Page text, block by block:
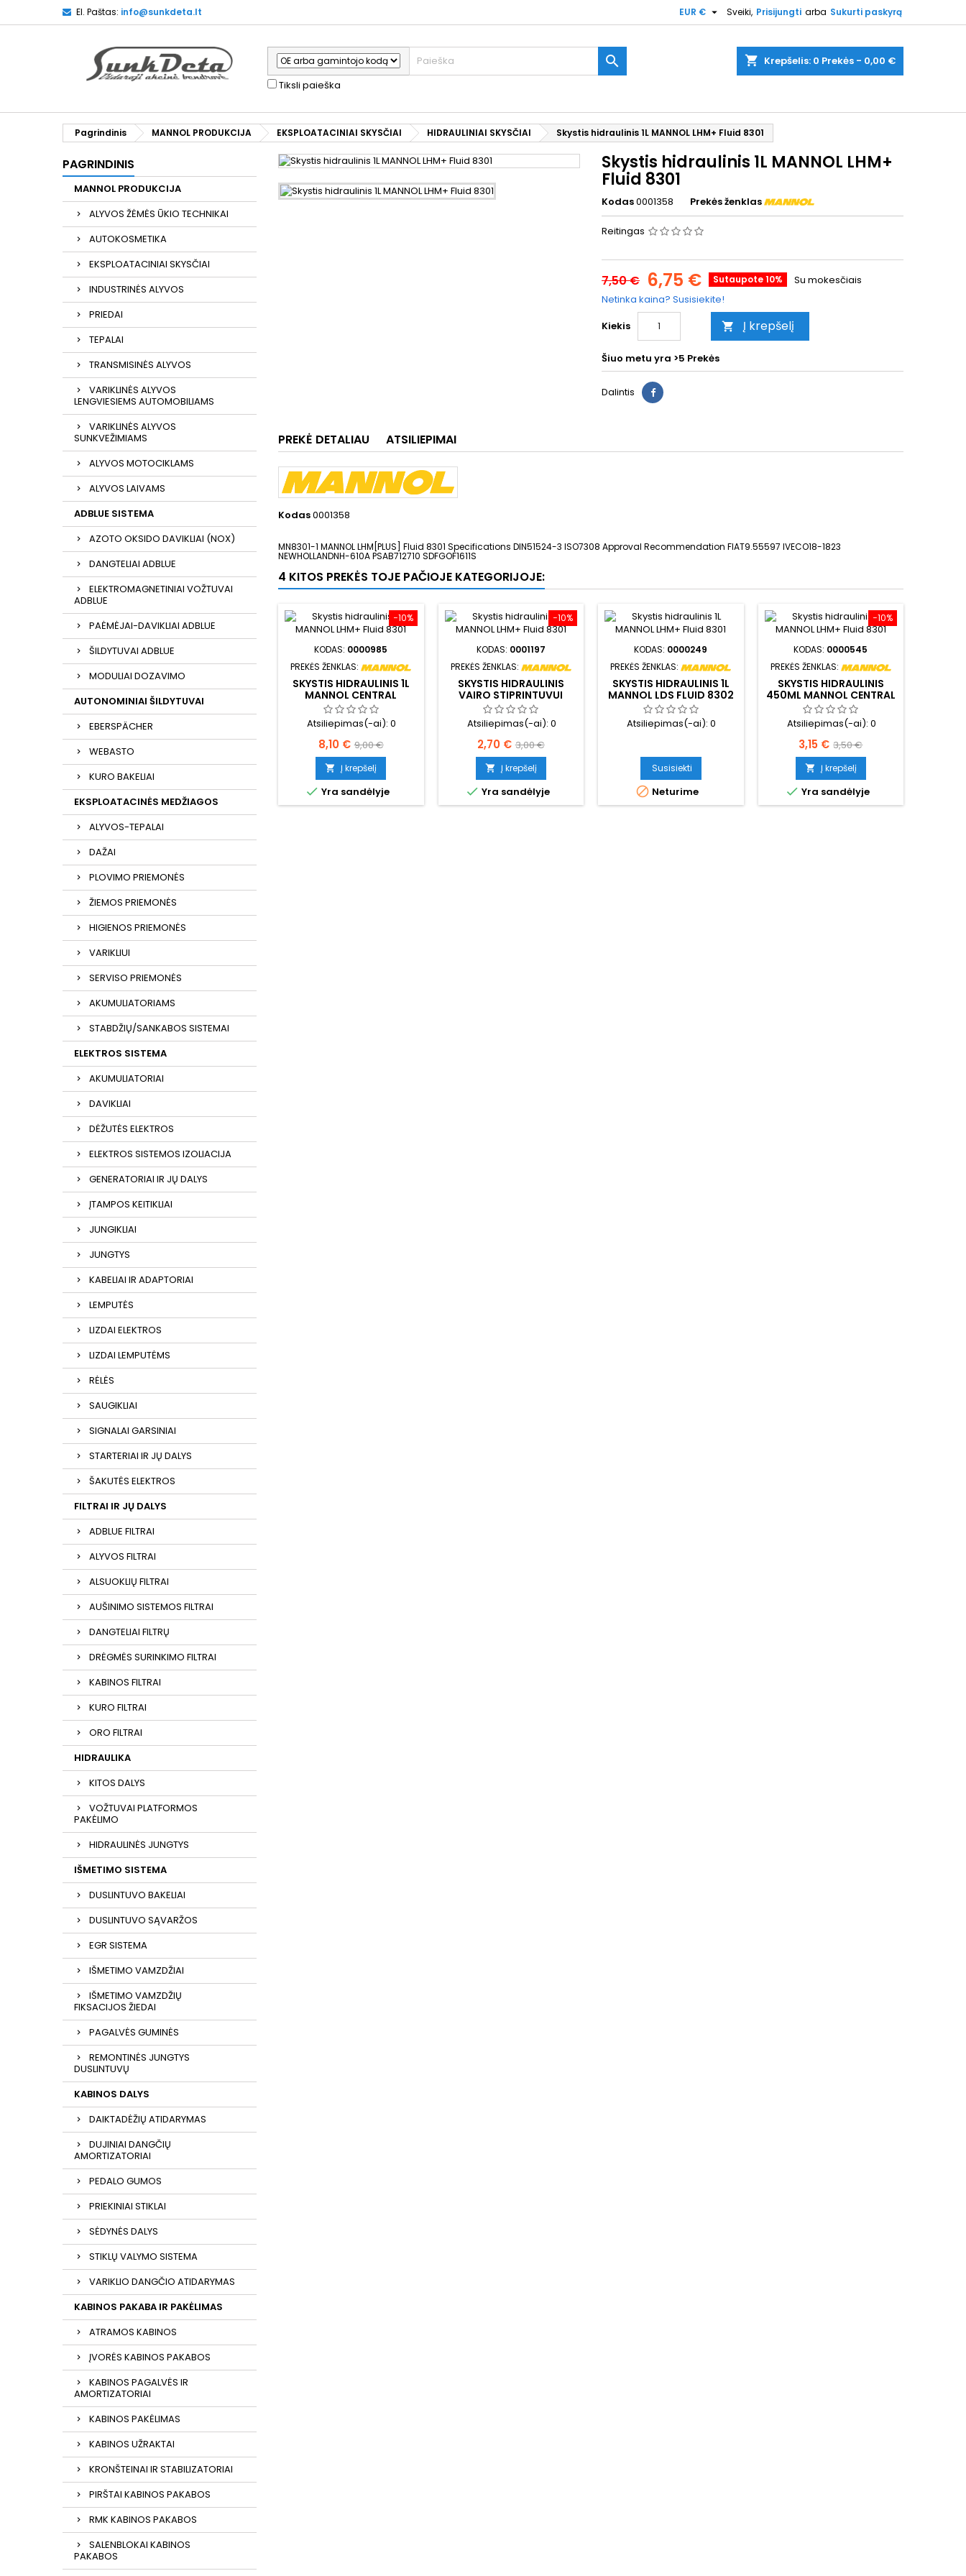
El. Paštas: info@sunkdeta.lt Sveiki, Prisijungti arba Sukurti paskyrą
EUR € 
shopping_cart Krepšelis: 0 Prekės - 0,00 €
Tiksli paieška

Pagrindinis MANNOL PRODUKCIJA EKSPLOATACINIAI SKYSČIAI HIDRAULINIAI SKYSČIAI Skystis hidraulinis 1L MANNOL LHM+ Fluid 8301
PAGRINDINIS
MANNOL PRODUKCIJA
ALYVOS ŽĖMĖS ŪKIO TECHNIKAI
AUTOKOSMETIKA
EKSPLOATACINIAI SKYSČIAI
INDUSTRINĖS ALYVOS
PRIEDAI
TEPALAI
TRANSMISINĖS ALYVOS
VARIKLINĖS ALYVOS
LENGVIESIEMS AUTOMOBILIAMS
VARIKLINĖS ALYVOS
SUNKVEŽIMIAMS
ALYVOS MOTOCIKLAMS
ALYVOS LAIVAMS
ADBLUE SISTEMA
AZOTO OKSIDO DAVIKLIAI (NOX)
DANGTELIAI ADBLUE
ELEKTROMAGNETINIAI VOŽTUVAI
ADBLUE
PAĖMĖJAI-DAVIKLIAI ADBLUE
ŠILDYTUVAI ADBLUE
MODULIAI DOZAVIMO
AUTONOMINIAI ŠILDYTUVAI
EBERSPÄCHER
WEBASTO
KURO BAKELIAI
EKSPLOATACINĖS MEDŽIAGOS
ALYVOS-TEPALAI
DAŽAI
PLOVIMO PRIEMONĖS
ŽIEMOS PRIEMONĖS
HIGIENOS PRIEMONĖS
VARIKLIUI
SERVISO PRIEMONĖS
AKUMULIATORIAMS
STABDŽIŲ/SANKABOS SISTEMAI
ELEKTROS SISTEMA
AKUMULIATORIAI
DAVIKLIAI
DĖŽUTĖS ELEKTROS
ELEKTROS SISTEMOS IZOLIACIJA
GENERATORIAI IR JŲ DALYS
ĮTAMPOS KEITIKLIAI
JUNGIKLIAI
JUNGTYS
KABELIAI IR ADAPTORIAI
LEMPUTĖS
LIZDAI ELEKTROS
LIZDAI LEMPUTĖMS
RĖLĖS
SAUGIKLIAI
SIGNALAI GARSINIAI
STARTERIAI IR JŲ DALYS
ŠAKUTĖS ELEKTROS
FILTRAI IR JŲ DALYS
ADBLUE FILTRAI
ALYVOS FILTRAI
ALSUOKLIŲ FILTRAI
AUŠINIMO SISTEMOS FILTRAI
DANGTELIAI FILTRŲ
DRĖGMĖS SURINKIMO FILTRAI
KABINOS FILTRAI
KURO FILTRAI
ORO FILTRAI
HIDRAULIKA
KITOS DALYS
VOŽTUVAI PLATFORMOS
PAKĖLIMO
HIDRAULINĖS JUNGTYS
IŠMETIMO SISTEMA
DUSLINTUVO BAKELIAI
DUSLINTUVO SĄVARŽOS
EGR SISTEMA
IŠMETIMO VAMZDŽIAI
IŠMETIMO VAMZDŽIŲ
FIKSACIJOS ŽIEDAI
PAGALVĖS GUMINĖS
REMONTINĖS JUNGTYS
DUSLINTUVŲ
KABINOS DALYS
DAIKTADĖŽIŲ ATIDARYMAS
DUJINIAI DANGČIŲ
AMORTIZATORIAI
PEDALO GUMOS
PRIEKINIAI STIKLAI
SĖDYNĖS DALYS
STIKLŲ VALYMO SISTEMA
VARIKLIO DANGČIO ATIDARYMAS
KABINOS PAKABA IR PAKĖLIMAS
ATRAMOS KABINOS
ĮVORĖS KABINOS PAKABOS
KABINOS PAGALVĖS IR
AMORTIZATORIAI
KABINOS PAKĖLIMAS
KABINOS UŽRAKTAI
KRONŠTEINAI IR STABILIZATORIAI
PIRŠTAI KABINOS PAKABOS
RMK KABINOS PAKABOS
SALENBLOKAI KABINOS
PAKABOS
Skystis hidraulinis 1L MANNOL LHM+
Fluid 8301
Kodas0001358 Prekės ženklas
Reitingas
7,50 € 6,75 € Sutaupote 10%
Su mokesčiais
Netinka kaina? Susisiekite!
Kiekis
 Į krepšelį
Šiuo metu yra >5 Prekės
Dalintis
PREKĖ DETALIAU ATSILIEPIMAI
Kodas0001358
MN8301-1 MANNOL LHM[PLUS] Fluid 8301 Specifications DIN51524-3 ISO7308 Approval Recommendation FIAT9.55597 IVECO18-1823
NEWHOLLANDNH-610A PSAB712710 SDFGOF1611S
4 KITOS PREKĖS TOJE PAČIOJE KATEGORIJOJE:
−10%
KODAS: 0000985
PREKĖS ŽENKLAS:
SKYSTIS HIDRAULINIS 1L
MANNOL CENTRAL
HYDRAULIC FLUID 8990
(CHF)
Atsiliepimas(-ai):0
Kaina
8,10 € Bazinė
kaina
9,00 €
 Į krepšelį
 Yra sandėlyje
−10%
KODAS: 0001197
PREKĖS ŽENKLAS:
SKYSTIS HIDRAULINIS
VAIRO STIPRINTUVUI
450ML MANNOL POWER
STEERING FLUID 8980
Atsiliepimas(-ai): 0
Kaina
2,70 € Bazinė
kaina
3,00 €
 Į krepšelį
 Yra sandėlyje
KODAS: 0000249
PREKĖS ŽENKLAS:
SKYSTIS HIDRAULINIS 1L
MANNOL LDS FLUID 8302
Atsiliepimas(-ai):0
Susisiekti
 Neturime
−10%
KODAS: 0000545
PREKĖS ŽENKLAS:
SKYSTIS HIDRAULINIS
450ML MANNOL CENTRAL
HYDRAULIC FLUID 8990
(CHF)
Atsiliepimas(-ai): 0
Kaina
3,15 € Bazinė
kaina
3,50 €
 Į krepšelį
 Yra sandėlyje